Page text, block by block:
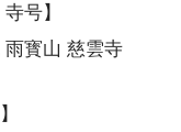
号】
寳山 慈雲寺